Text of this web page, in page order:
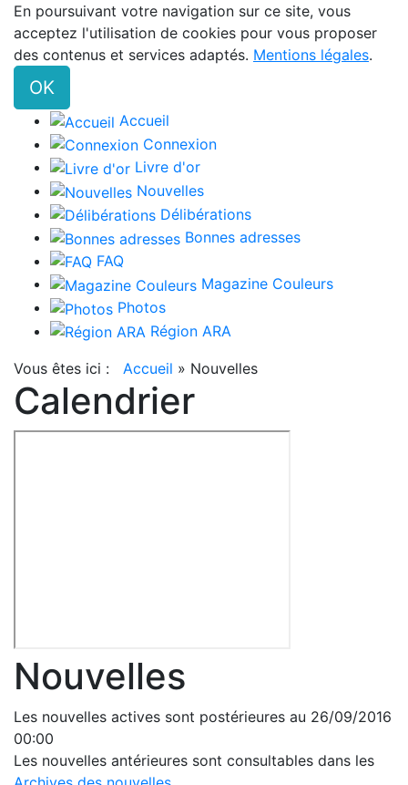
En poursuivant votre navigation sur ce site, vous
acceptez l'utilisation de cookies pour vous proposer
des contenus et services adaptés. Mentions légales.
OK
Accueil
Connexion
Livre d'or
Nouvelles
Délibérations
Bonnes adresses
FAQ
Magazine Couleurs
Photos
Région ARA
Vous êtes ici : Accueil » Nouvelles
Calendrier
Nouvelles
Les nouvelles actives sont postérieures au 26/09/2016
00:00
Les nouvelles antérieures sont consultables dans les